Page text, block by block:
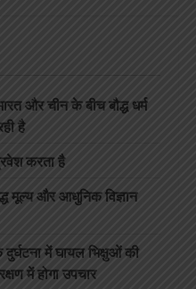
और चीन के बीच बौद्ध धर्म
है
करता है
मूल्य और आधुनिक विज्ञान
में घायल भिक्षुओं की
में होगा उपचार